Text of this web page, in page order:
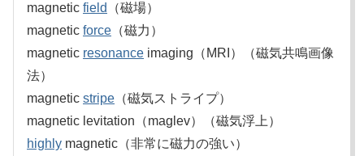
magnetic field
（磁場）
magnetic force （磁力）
magnetic resonance imaging（MRI）（磁気共鳴画像
法）
magnetic stripe （磁気ストライプ）
magnetic levitation（maglev）（磁気浮上）
highly magnetic（非常に磁力の強い）